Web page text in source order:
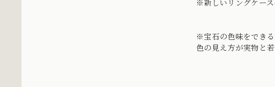
※新しいリングケース
※宝石の色味をでき
色の見え方が実物と